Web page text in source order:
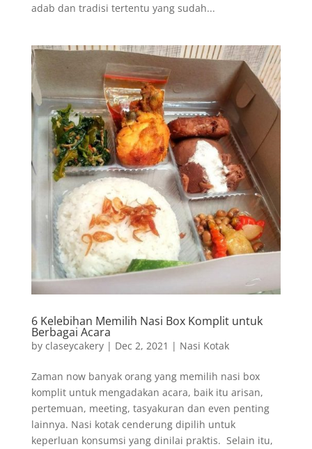
adab dan tradisi tertentu yang sudah...
6 Kelebihan Memilih Nasi Box Komplit untuk
Berbagai Acara
by claseycakery| Dec 2, 2021 | Nasi Kotak
Zaman now banyak orang yang memilih nasi box
komplit untuk mengadakan acara, baik itu arisan,
pertemuan, meeting, tasyakuran dan even penting
lainnya. Nasi kotak cenderung dipilih untuk
keperluan konsumsi yang dinilai praktis. Selain itu,